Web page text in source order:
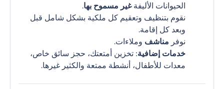
الحيوانات الأليفةغير مسموح بها.
نقوم بتنظيف وتعقيم كل ملكية بشكل شامل قبل
وبعد كل إقامة.
نوفر مناشف وملاءات.
خدمات إضافية: تخزين أمتعتك، حجز سائق خاص،
معدات للأطفال، أنشطة ممتعة والكثير غيرها.